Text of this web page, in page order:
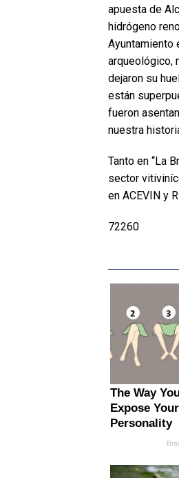
apuesta de
hidrógeno
Ayuntamiento
arqueológico,
dejaron su
están
fueron
nuestra
Tanto en “La
sector
en ACEVIN y
72260